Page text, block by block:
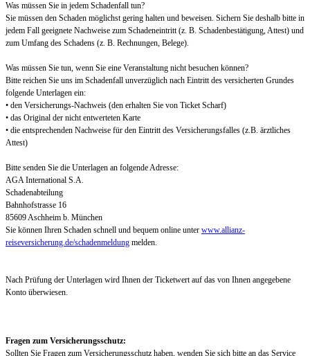
Was müssen Sie in jedem Schadenfall tun?
Sie müssen den Schaden möglichst gering halten und beweisen. Sichern Sie deshalb bitte in
jedem Fall geeignete Nachweise zum Schadeneintritt (z. B. Schadenbestätigung, Attest) und
zum Umfang des Schadens (z. B. Rechnungen, Belege).
Was müssen Sie tun, wenn Sie eine Veranstaltung nicht besuchen können?
Bitte reichen Sie uns im Schadenfall unverzüglich nach Eintritt des versicherten Grundes
folgende Unterlagen ein:
• den Versicherungs-Nachweis (den erhalten Sie von Ticket Scharf)
• das Original der nicht entwerteten Karte
• die entsprechenden Nachweise für den Eintritt des Versicherungsfalles (z.B. ärztliches
Attest)
Bitte senden Sie die Unterlagen an folgende Adresse:
AGA International S.A.
Schadenabteilung
Bahnhofstrasse 16
85609 Aschheim b. München
Sie können Ihren Schaden schnell und bequem online unter www.allianz-
reiseversicherung.de/schadenmeldung melden.
Nach Prüfung der Unterlagen wird Ihnen der Ticketwert auf das von Ihnen angegebene
Konto überwiesen.
Fragen zum Versicherungsschutz:
Sollten Sie Fragen zum Versicherungsschutz haben, wenden Sie sich bitte an das Service